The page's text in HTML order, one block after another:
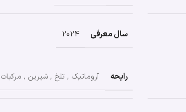
سال معرفی 2024
رایحه آروماتیک , تلخ , شیرین , مرکبات